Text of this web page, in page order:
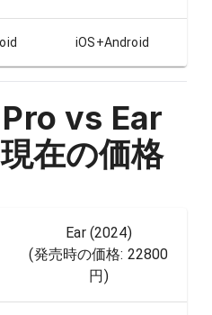
iOS+Android
vs Ear
在の価格
Ear (2024)
(発売時の価格: 22800
円)